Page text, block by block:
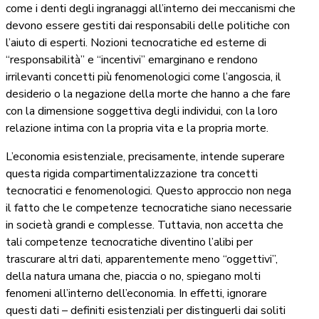
come i denti degli ingranaggi all’interno dei meccanismi che
devono essere gestiti dai responsabili delle politiche con
l’aiuto di esperti. Nozioni tecnocratiche ed esterne di
“responsabilità” e “incentivi” emarginano e rendono
irrilevanti concetti più fenomenologici come l’angoscia, il
desiderio o la negazione della morte che hanno a che fare
con la dimensione soggettiva degli individui, con la loro
relazione intima con la propria vita e la propria morte.
L’economia esistenziale, precisamente, intende superare
questa rigida compartimentalizzazione tra concetti
tecnocratici e fenomenologici. Questo approccio non nega
il fatto che le competenze tecnocratiche siano necessarie
in società grandi e complesse. Tuttavia, non accetta che
tali competenze tecnocratiche diventino l’alibi per
trascurare altri dati, apparentemente meno “oggettivi”,
della natura umana che, piaccia o no, spiegano molti
fenomeni all’interno dell’economia. In effetti, ignorare
questi dati – definiti esistenziali per distinguerli dai soliti